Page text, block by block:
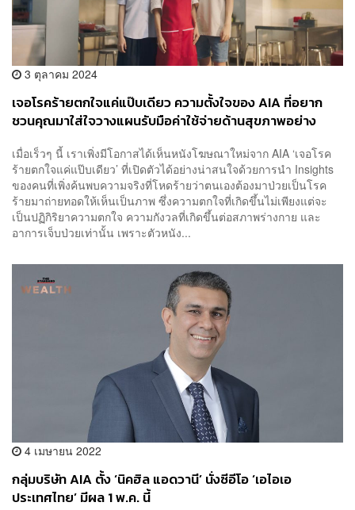
3 ตุลาคม 2024
เจอโรคร้ายตกใจแค่แป๊บเดียว ความตั้งใจของ AIA ที่อยาก
ชวนคุณมาใส่ใจวางแผนรับมือค่าใช้จ่ายด้านสุขภาพอย่าง
เมื่อเร็วๆ นี้ เราเพิ่งมีโอกาสได้เห็นหนังโฆษณาใหม่จาก AIA ‘เจอโรค
ร้ายตกใจแค่แป๊บเดียว’ ที่เปิดตัวได้อย่างน่าสนใจด้วยการนำ Insights
ของคนที่เพิ่งค้นพบความจริงที่โหดร้ายว่าตนเองต้องมาป่วยเป็นโรค
ร้ายมาถ่ายทอดให้เห็นเป็นภาพ ซึ่งความตกใจที่เกิดขึ้นไม่เพียงแต่จะ
เป็นปฏิกิริยาความตกใจ ความกังวลที่เกิดขึ้นต่อสภาพร่างกาย และ
อาการเจ็บป่วยเท่านั้น เพราะตัวหนัง...
4 เมษายน 2022
กลุ่มบริษัท AIA ตั้ง ‘นิคฮิล แอดวานี’ นั่งซีอีโอ ‘เอไอเอ
ประเทศไทย’ มีผล 1 พ.ค. นี้